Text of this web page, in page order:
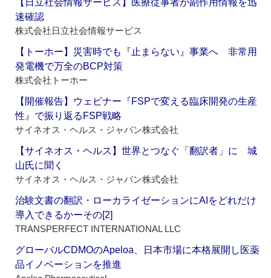
【日立社会情報サービス】医療従事者が副作用情報を迅
速確認
株式会社日立社会情報サービス
【トーホー】災害時でも『止まらない』事業へ 非常用
発電機で万全のBCP対策
株式会社トーホー
【開催報告】ウェビナー『FSPで変える臨床開発の生産
性』で振り返るFSP戦略
サイネオス・ヘルス・ジャパン株式会社
【サイネオス・ヘルス】世界とつなぐ「翻訳者」に 城
山氏に聞く
サイネオス・ヘルス・ジャパン株式会社
治験文書の翻訳・ローカライゼーションにAIをどれだけ
導入できるかーその[2]
TRANSPERFECT INTERNATIONAL LLC
グローバルCDMOのApeloa、日本市場に本格展開し医薬
品イノベーションを推進